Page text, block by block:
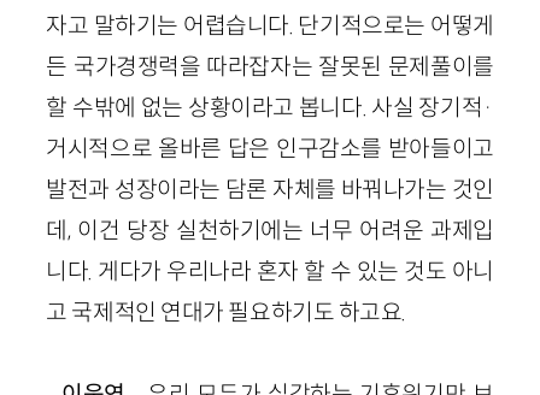
자고 말하기는 어렵습니다. 단기적으로는 어떻게
든 국가경쟁력을 따라잡자는 잘못된 문제풀이를
할 수밖에 없는 상황이라고 봅니다. 사실 장기적·
거시적으로 올바른 답은 인구감소를 받아들이고
발전과 성장이라는 담론 자체를 바꿔나가는 것인
데, 이건 당장 실천하기에는 너무 어려운 과제입
니다. 게다가 우리나라 혼자 할 수 있는 것도 아니
고 국제적인 연대가 필요하기도 하고요.